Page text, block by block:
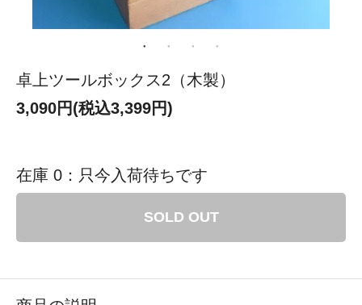
卓上ツールボックス2（木製）
3,090円(税込3,399円)
在庫 0：只今入荷待ちです
SOLD OUT